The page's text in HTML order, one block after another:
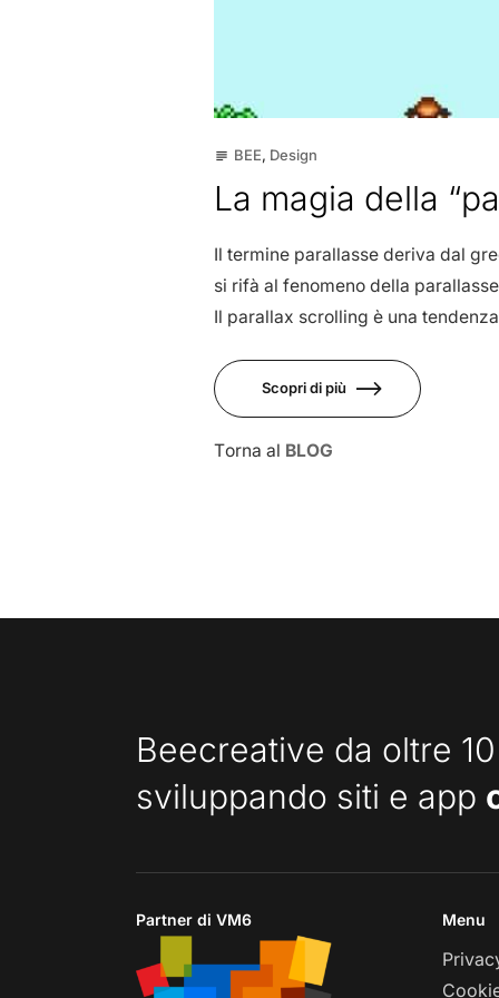
subject BEE, Design
La magia della
Il termine parallasse deriva dal
si rifà al fenomeno della
Il parallax scrolling è una
Scopri di più
Torna al BLOG
Beecreative da oltre
sviluppando siti e app
Partner di VM6 Menu